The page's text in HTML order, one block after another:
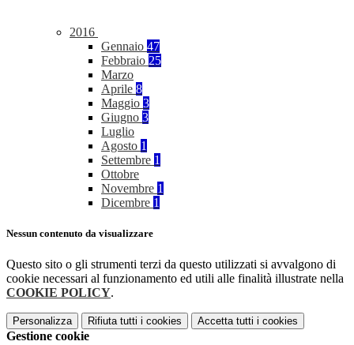
2016
Gennaio 47
Febbraio 25
Marzo
Aprile 8
Maggio 3
Giugno 3
Luglio
Agosto 1
Settembre 1
Ottobre
Novembre 1
Dicembre 1
Nessun contenuto da visualizzare
Questo sito o gli strumenti terzi da questo utilizzati si avvalgono di
cookie necessari al funzionamento ed utili alle finalità illustrate nella
COOKIE POLICY.
Personalizza Rifiuta tutti i cookies Accetta tutti i cookies
Gestione cookie